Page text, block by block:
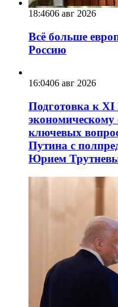
18:4606 авг 2026
Всё больше
Россию
16:0406 авг 2026
Подготовка к XI
ключевых
Путина с
Юрием